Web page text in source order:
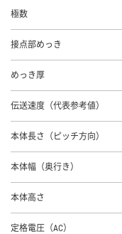
極数
接点部めっき
めっき厚
伝送速度（代表参考値）
本体長さ（ピッチ方向）
本体幅（奥行き）
本体高さ
定格電圧（AC）